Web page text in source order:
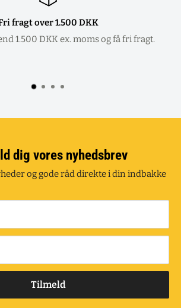
fragt over 1.500 DKK
1.500 DKK ex. moms og få fri fragt.
dig vores nyhedsbrev
og gode råd direkte i din indbakke
Tilmeld